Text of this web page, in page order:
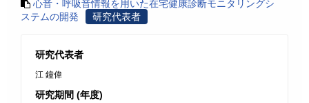
心音・呼吸音情報を用いた在宅健康診断モニタリングシ
ステムの開発
研究代表者
研究代表者
江 鐘偉
研究期間 (年度)